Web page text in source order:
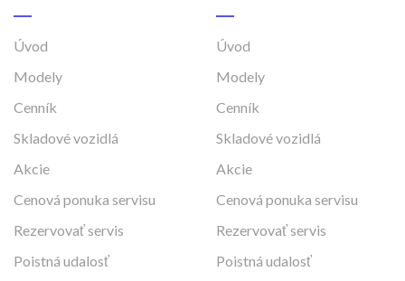
Úvod
Modely
Cenník
Skladové vozidlá
Akcie
Cenová ponuka servisu
Rezervovať servis
Poistná udalosť
Úvod
Modely
Cenník
Skladové vozidlá
Akcie
Cenová ponuka servisu
Rezervovať servis
Poistná udalosť